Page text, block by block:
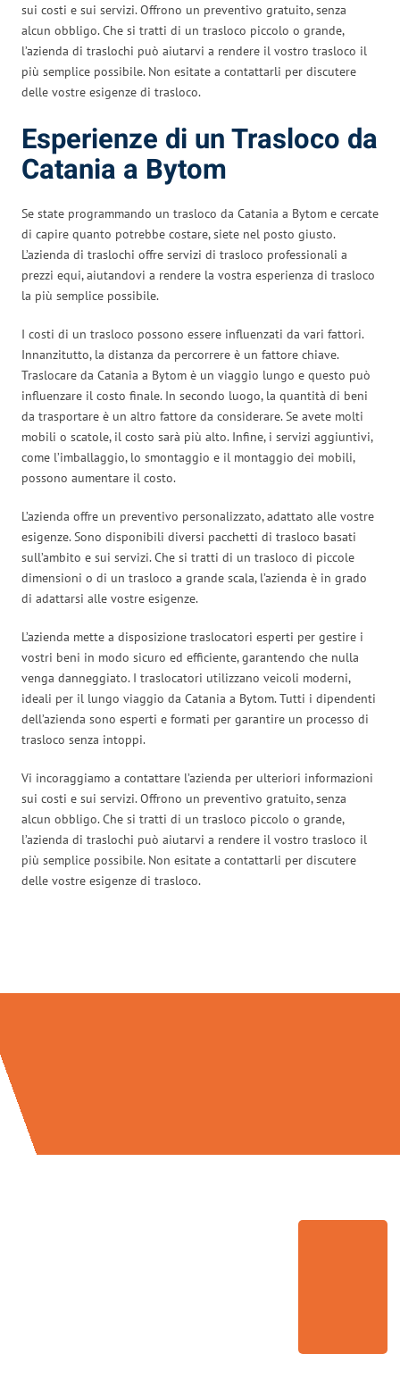
sui costi e sui servizi. Offrono un preventivo gratuito, senza
alcun obbligo. Che si tratti di un trasloco piccolo o grande,
l’azienda di traslochi può aiutarvi a rendere il vostro trasloco il
più semplice possibile. Non esitate a contattarli per discutere
delle vostre esigenze di trasloco.
Esperienze di un Trasloco da
Catania a Bytom
Se state programmando un trasloco da Catania a Bytom e cercate
di capire quanto potrebbe costare, siete nel posto giusto.
L’azienda di traslochi offre servizi di trasloco professionali a
prezzi equi, aiutandovi a rendere la vostra esperienza di trasloco
la più semplice possibile.
I costi di un trasloco possono essere influenzati da vari fattori.
Innanzitutto, la distanza da percorrere è un fattore chiave.
Traslocare da Catania a Bytom è un viaggio lungo e questo può
influenzare il costo finale. In secondo luogo, la quantità di beni
da trasportare è un altro fattore da considerare. Se avete molti
mobili o scatole, il costo sarà più alto. Infine, i servizi aggiuntivi,
come l’imballaggio, lo smontaggio e il montaggio dei mobili,
possono aumentare il costo.
L’azienda offre un preventivo personalizzato, adattato alle vostre
esigenze. Sono disponibili diversi pacchetti di trasloco basati
sull’ambito e sui servizi. Che si tratti di un trasloco di piccole
dimensioni o di un trasloco a grande scala, l’azienda è in grado
di adattarsi alle vostre esigenze.
L’azienda mette a disposizione traslocatori esperti per gestire i
vostri beni in modo sicuro ed efficiente, garantendo che nulla
venga danneggiato. I traslocatori utilizzano veicoli moderni,
ideali per il lungo viaggio da Catania a Bytom. Tutti i dipendenti
dell’azienda sono esperti e formati per garantire un processo di
trasloco senza intoppi.
Vi incoraggiamo a contattare l’azienda per ulteriori informazioni
sui costi e sui servizi. Offrono un preventivo gratuito, senza
alcun obbligo. Che si tratti di un trasloco piccolo o grande,
l’azienda di traslochi può aiutarvi a rendere il vostro trasloco il
più semplice possibile. Non esitate a contattarli per discutere
delle vostre esigenze di trasloco.